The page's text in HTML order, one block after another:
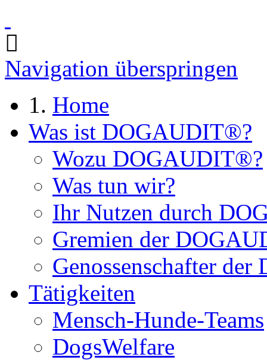
Navigation überspringen
Home
Was ist DOGAUDIT®?
Wozu DOGAUDIT®?
Was tun wir?
Ihr Nutzen durch
Gremien der
Genossenschafter
Tätigkeiten
Mensch-Hunde-Teams
DogsWelfare